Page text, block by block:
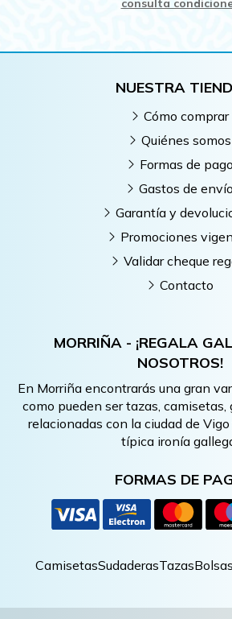
consulta
MORRIÑA - ¡REGALA
NOSOTROS!
En Morriña encontrarás una gran
como pueden ser tazas, camisetas,
relacionadas con la ciudad de
típica ironía
FORMAS DE
NUESTRA
Cómo comprar
Quiénes somos
Formas de pago
Gastos de envío
Garantía y
Promociones
Validar cheque
Contacto
CamisetasSudaderasTazas